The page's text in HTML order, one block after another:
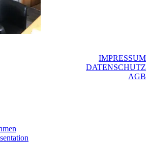
IMPRESSUM
DATENSCHUTZ
AGB